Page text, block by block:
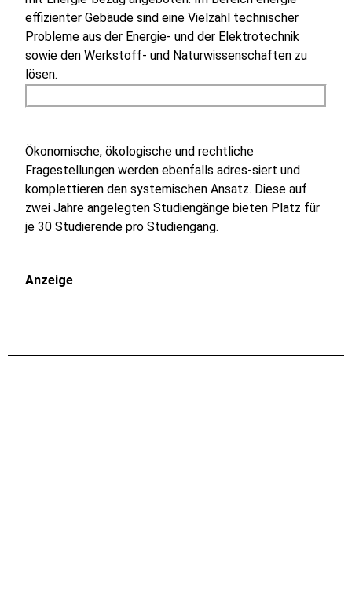
effizienter Gebäude sind eine Vielzahl technischer
Probleme aus der Energie- und der Elektrotechnik
sowie den Werkstoff- und Naturwissenschaften zu
lösen.
Ökonomische, ökologische und rechtliche
Fragestellungen werden ebenfalls adres-siert und
komplettieren den systemischen Ansatz. Diese auf
zwei Jahre angelegten Studiengänge bieten Platz für
je 30 Studierende pro Studiengang.
Anzeige